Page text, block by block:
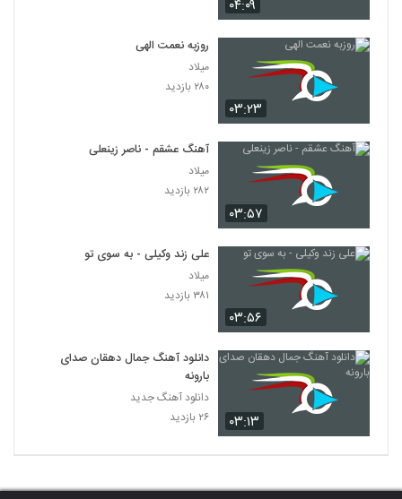
۰۴:۰۹
۰۳:۲۳
روزبه نعمت الهی
میلاد
۲۸۰ بازدید
۰۳:۵۷
آهنگ عشقم - ناصر زینعلی
میلاد
۲۸۲ بازدید
۰۳:۵۶
علی زند وکیلی - به سوی تو
میلاد
۳۸۱ بازدید
۰۳:۱۳
دانلود آهنگ جمال دهقان صدای
بارونه
دانلود آهنگ جدید
۲۶ بازدید